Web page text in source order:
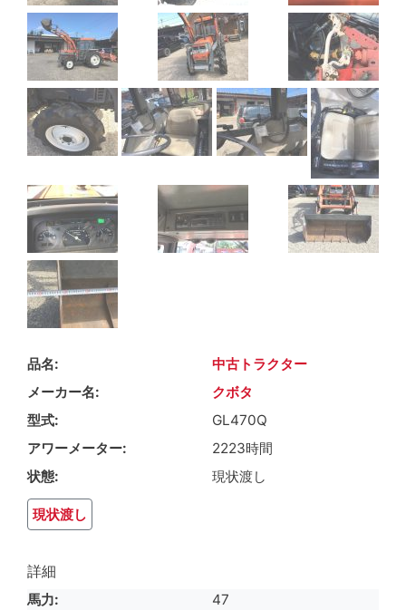
品名
中古トラクター
メーカー名
クボタ
型式
GL470Q
アワーメーター
2223時間
状態
現状渡し
現状渡し
詳細
馬力
47